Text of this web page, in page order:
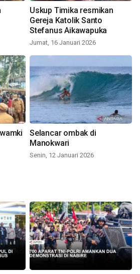
Uskup Timika resmikan
Gereja Katolik Santo
Stefanus Aikawapuka
Jumat, 16 Januari 2026
Selancar ombak di
Manokwari
Senin, 12 Januari 2026